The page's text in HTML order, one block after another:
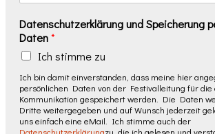
Datenschutzerklärung und Speicherung
Daten*
Ich stimme zu
Ich bin damit einverstanden, dass meine hier
persönlichen Daten von der Festivalleitung für
Kommunikation gespeichert werden. Die Daten
Dritte weitergegeben und auf Wunsch jederzeit
uns einfach eine eMail. Ich stimme auch der
Datenschutzerklärungzu, die ich gelesen und